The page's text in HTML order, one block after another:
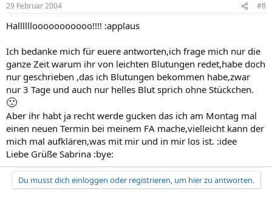
29 Februar 2004 #8
Hallllllooooooooooo!!!! :applaus
Ich bedanke mich für euere antworten,ich frage mich nur die
ganze Zeit warum ihr von leichten Blutungen redet,habe doch
nur geschrieben ,das ich Blutungen bekommen habe,zwar
nur 3 Tage und auch nur helles Blut sprich ohne Stückchen.
🙁
Aber ihr habt ja recht werde gucken das ich am Montag mal
einen neuen Termin bei meinem FA mache,vielleicht kann der
mich mal aufklären,was mit mir und in mir los ist. :idee
Liebe Grüße Sabrina :bye:
Du musst dich einloggen oder registrieren, um hier zu antworten.